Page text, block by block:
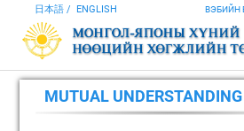
ВЭБИЙН
日本語 ENGLISH
MUTUAL UNDERSTANDING